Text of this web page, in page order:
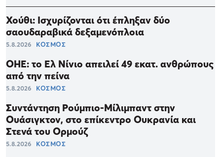
Χούθι: Ισχυρίζονται ότι έπληξαν δύο
σαουδαραβικά δεξαμενόπλοια
5.8.2026 ΚΟΣΜΟΣ
ΟΗΕ: το Ελ Νίνιο απειλεί 49 εκατ. ανθρώπους
από την πείνα
5.8.2026 ΚΟΣΜΟΣ
Συντάντηση Ρούμπιο-Μίλιμπαντ στην
Ουάσιγκτον, στο επίκεντρο Ουκρανία και
Στενά του Ορμούζ
5.8.2026 ΚΟΣΜΟΣ